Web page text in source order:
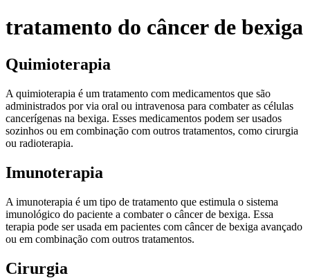
tratamento do câncer de bexiga
Quimioterapia
A quimioterapia é um tratamento com medicamentos que são
administrados por via oral ou intravenosa para combater as células
cancerígenas na bexiga. Esses medicamentos podem ser usados
sozinhos ou em combinação com outros tratamentos, como cirurgia
ou radioterapia.
Imunoterapia
A imunoterapia é um tipo de tratamento que estimula o sistema
imunológico do paciente a combater o câncer de bexiga. Essa
terapia pode ser usada em pacientes com câncer de bexiga avançado
ou em combinação com outros tratamentos.
Cirurgia